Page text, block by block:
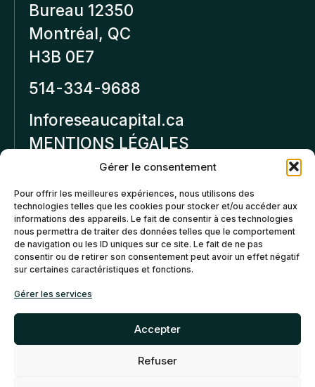
Gérer le consentement
Pour offrir les meilleures expériences, nous utilisons des
technologies telles que les cookies pour stocker et/ou accéder aux
informations des appareils. Le fait de consentir à ces technologies
nous permettra de traiter des données telles que le comportement
de navigation ou les ID uniques sur ce site. Le fait de ne pas
consentir ou de retirer son consentement peut avoir un effet négatif
sur certaines caractéristiques et fonctions.
Gérer les services
Accepter
Refuser
Bureau 12350
Montréal, QC
H3B 0E7
514-334-9688
Inforeseaucapital.ca
MENTIONS LÉGALES
Politique de
confidentialité
Politiques d’annulation et
de remboursement
Politique de cookies (CA)
©2026 Réseau Capital. Tous